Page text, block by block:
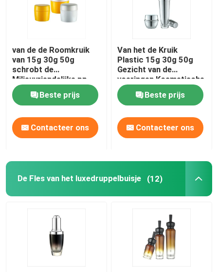
van de de Roomkruik
van 15g 30g 50g
schrobt de
Milieuvriendelijke pp
het Lichaamsboter
Kruiken Kosmetische
Kruiken
Beste prijs
Contacteer ons
Van het de Kruik
Plastic 15g 30g 50g
Gezicht van de
voeringen Kosmetische
Room de Room
Kosmetische Kruik
Beste prijs
Contacteer ons
De Fles van het luxedruppelbuisje (12)